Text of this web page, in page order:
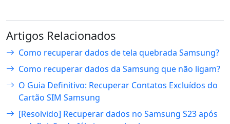
Artigos Relacionados
Como recuperar dados de tela quebrada Samsung?
Como recuperar dados da Samsung que não ligam?
O Guia Definitivo: Recuperar Contatos Excluídos do
Cartão SIM Samsung
[Resolvido] Recuperar dados no Samsung S23 após